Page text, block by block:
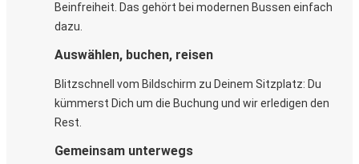
Beinfreiheit. Das gehört bei modernen Bussen einfach
dazu.
Auswählen, buchen, reisen
Blitzschnell vom Bildschirm zu Deinem Sitzplatz: Du
kümmerst Dich um die Buchung und wir erledigen den
Rest.
Gemeinsam unterwegs